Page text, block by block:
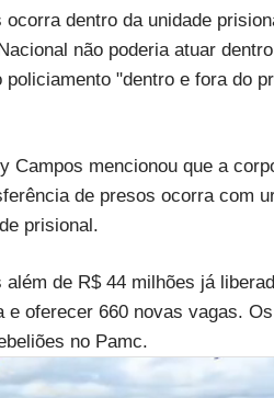
dentro da unidade
não poderia atuar
"dentro e fora do
Campos mencionou que a
de presos ocorra com
prisional.
de R$ 44 milhões já
oferecer 660 novas vagas.
no Pamc.